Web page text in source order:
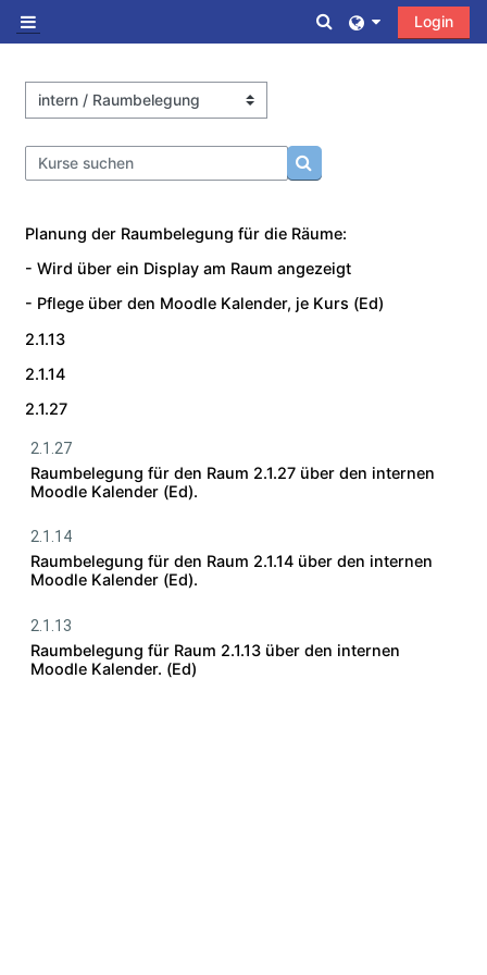
Website-Übersicht
SucheingabeLogin
Kursbereiche
Kurse suchen
Kurse suchen
Planung der Raumbelegung für die Räume:
- Wird über ein Display am Raum angezeigt
- Pflege über den Moodle Kalender, je Kurs (Ed)
2.1.13
2.1.14
2.1.27
2.1.27
Raumbelegung für den Raum 2.1.27 über den internen
Moodle Kalender (Ed).
2.1.14
Raumbelegung für den Raum 2.1.14 über den internen
Moodle Kalender (Ed).
2.1.13
Raumbelegung für Raum 2.1.13 über den internen
Moodle Kalender. (Ed)